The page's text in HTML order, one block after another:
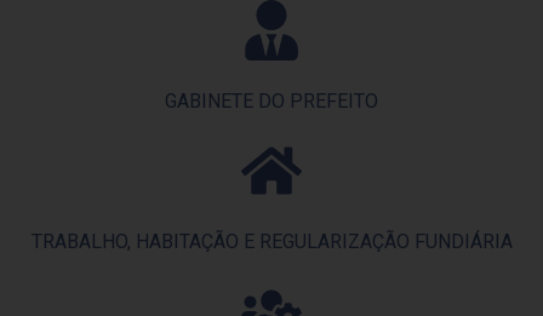
GABINETE DO PREFEITO
TRABALHO, HABITAÇÃO E REGULARIZAÇÃO FUNDIÁRIA